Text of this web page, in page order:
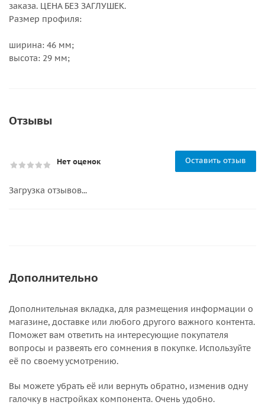
заказа. ЦЕНА БЕЗ ЗАГЛУШЕК.
Размер профиля:
ширина: 46 мм;
высота: 29 мм;
Отзывы
Нет оценок Оставить отзыв
Загрузка отзывов...
Дополнительно
Дополнительная вкладка, для размещения информации о
магазине, доставке или любого другого важного контента.
Поможет вам ответить на интересующие покупателя
вопросы и развеять его сомнения в покупке. Используйте
её по своему усмотрению.
Вы можете убрать её или вернуть обратно, изменив одну
галочку в настройках компонента. Очень удобно.